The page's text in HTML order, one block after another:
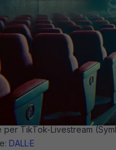
per TikTok-Livestream
DALL·E